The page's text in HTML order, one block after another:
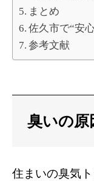
まとめ
佐久市で“安
参考文献
臭いの原
住まいの臭気